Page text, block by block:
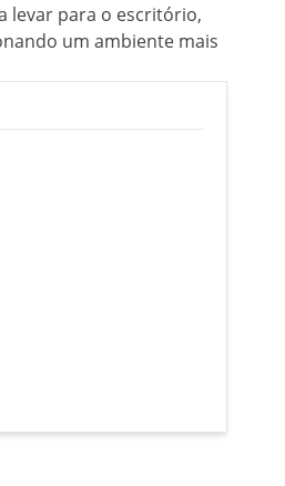
levar para o escritório,
um ambiente mais